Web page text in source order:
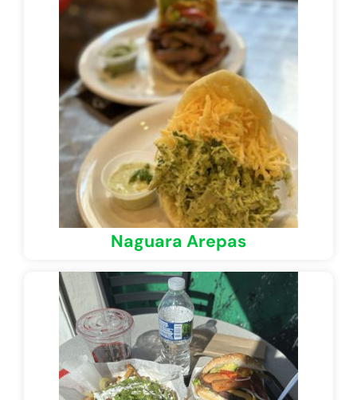
Naguara Arepas